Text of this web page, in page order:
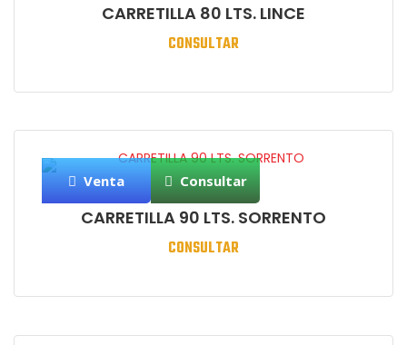
CARRETILLA 80 LTS. LINCE
CONSULTAR
Venta Consultar
CARRETILLA 90 LTS. SORRENTO
CONSULTAR